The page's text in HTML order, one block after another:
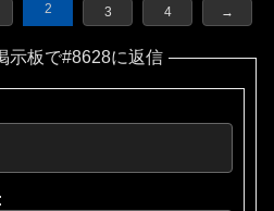
2 3 4 →
示板で#8628に返信